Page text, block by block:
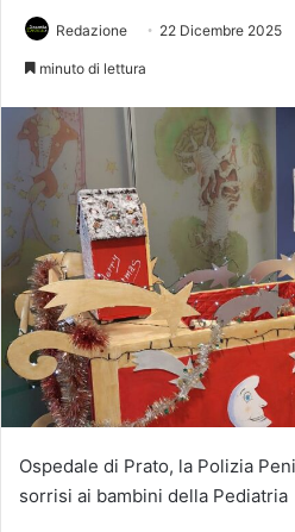
Redazione 22 Dicembre 2025
minuto di lettura
Ospedale di Prato, la Polizia
sorrisi ai bambini della Pediatria